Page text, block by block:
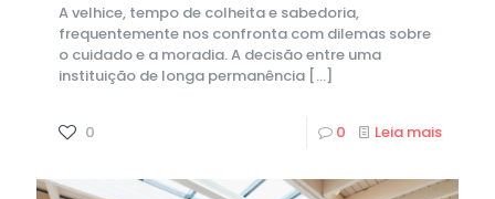
A velhice, tempo de colheita e sabedoria,
frequentemente nos confronta com dilemas sobre
o cuidado e a moradia. A decisão entre uma
instituição de longa permanência […]
0 0 Leia mais